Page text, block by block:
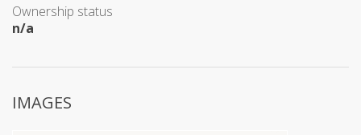
Ownership status
n/a
IMAGES